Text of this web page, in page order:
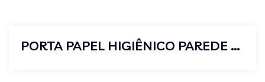
PORTA PAPEL HIGIÊNICO PAREDE BANHEIRO METAL CROMADO LUXO